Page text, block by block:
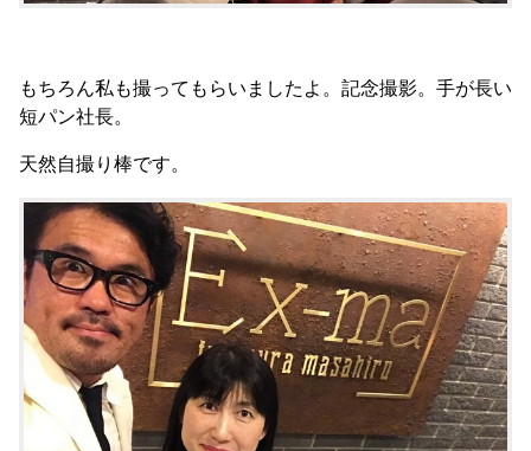
もちろん私も撮ってもらいましたよ。記念撮影。手が長い
短パン社長。
天然自撮り棒です。